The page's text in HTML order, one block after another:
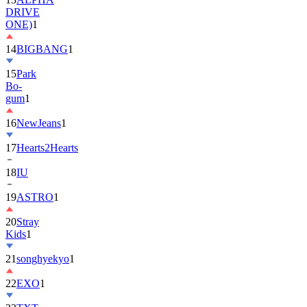
DRIVE
ONE)1
14BIGBANG1
15Park
Bo-
gum1
16NewJeans1
17Hearts2Hearts
18IU
19ASTRO1
20Stray
Kids1
21songhyekyo1
22EXO1